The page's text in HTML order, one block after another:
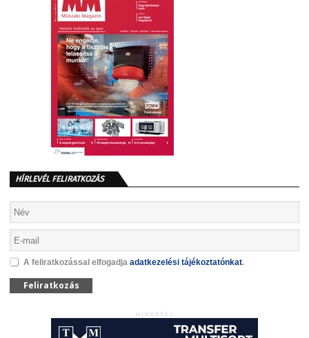
HÍRLEVÉL FELIRATKOZÁS
A feliratkozással elfogadja adatkezelési tájékoztatónkat.
Feliratkozás
HIRDETÉS